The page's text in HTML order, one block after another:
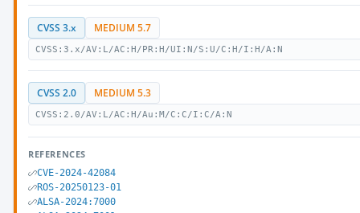
CVSS 3.x MEDIUM 5.7
CVSS:3.x/AV:L/AC:H/PR:H/UI:N/S:U/C:H/I:H/A:N
CVSS 2.0 MEDIUM 5.3
CVSS:2.0/AV:L/AC:H/Au:M/C:C/I:C/A:N
REFERENCES
CVE-2024-42084
ROS-20250123-01
ALSA-2024:7000